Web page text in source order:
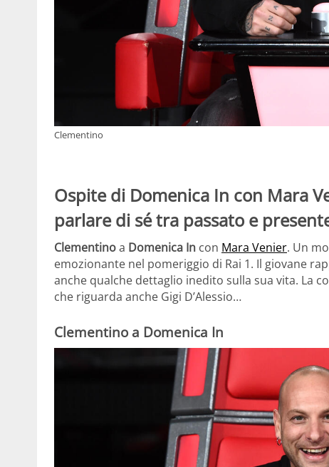
Clementino
Ospite di Domenica In con Mara
parlare di sé tra passato e
Clementinoa Domenica In con Mara Venier. Un
emozionante nel pomeriggio di Rai 1. Il giovane
anche qualche dettaglio inedito sulla sua vita. La
che riguarda anche Gigi D’Alessio…
Clementino a Domenica In